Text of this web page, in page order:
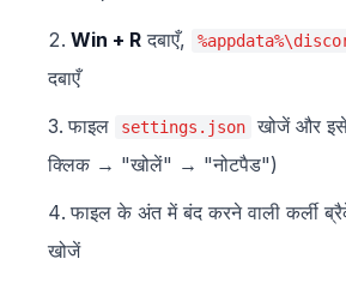
Win + R दबाएँ,
दबाएँ
फाइल
settings.json खोजें और इसे
क्लिक → "खोलें" → "नोटपैड")
फाइल के अंत में बंद करने वाली कर्ली
खोजें